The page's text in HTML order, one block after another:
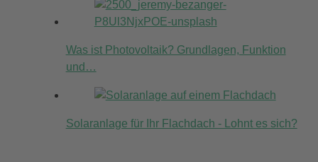
Was ist Photovoltaik? Grundlagen, Funktion
und…
Solaranlage für Ihr Flachdach - Lohnt es sich?